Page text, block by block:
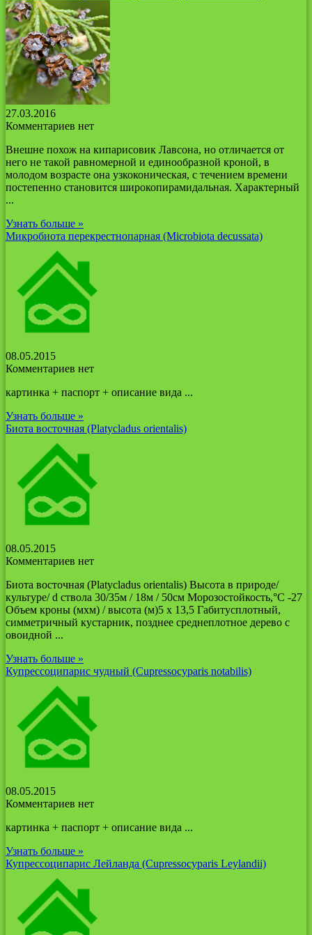
27.03.2016
Комментариев нет
Внешне похож на кипарисовик Лавсона, но отличается от
него не такой равномерной и единообразной кроной, в
молодом возрасте она узкоконическая, с течением времени
постепенно становится широкопирамидальная. Характерный
...
Узнать больше »
Микробиота перекрестнопарная (Microbiota decussata)
08.05.2015
Комментариев нет
картинка + паспорт + описание вида ...
Узнать больше »
Биота восточная (Platycladus orientalis)
08.05.2015
Комментариев нет
Биота восточная (Platycladus orientalis) Высота в природе/
культуре/ d ствола 30/35м / 18м / 50см Морозостойкость,°С -27
Объем кроны (мхм) / высота (м)5 х 13,5 Габитусплотный,
симметричный кустарник, позднее среднеплотное дерево с
овоидной ...
Узнать больше »
Купрессоципарис чудный (Cupressocyparis notabilis)
08.05.2015
Комментариев нет
картинка + паспорт + описание вида ...
Узнать больше »
Купрессоципарис Лейланда (Cupressocyparis Leylandii)